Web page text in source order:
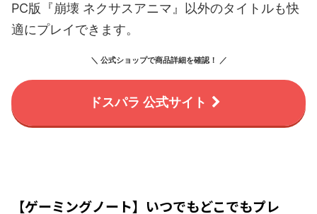
PC版『崩壊 ネクサスアニマ』以外のタイトルも快
適にプレイできます。
＼ 公式ショップで商品詳細を確認！ ／
ドスパラ 公式サイト
【ゲーミングノート】いつでもどこでもプレ